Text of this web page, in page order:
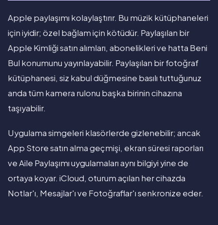
Apple paylaşımı kolaylaştırır. Bu müzik kütüphaneleri
için iyidir; özel bağlam için kötüdür. Paylaşılan bir
Apple Kimliği satın alımları, abonelikleri ve hatta Beni
Bul konumunu yayınlayabilir. Paylaşılan bir fotoğraf
kütüphanesi, siz kabul düğmesine basılı tuttuğunuz
anda tüm kamera rulonu başka birinin cihazına
taşıyabilir.
Uygulama simgeleri klasörlerde gizlenebilir; ancak
App Store satın alma geçmişi, ekran süresi raporları
ve Aile Paylaşımı uygulamaları aynı bilgiyi yine de
ortaya koyar. iCloud, oturum açılan her cihazda
Notlar'ı, Mesajlar'ı ve Fotoğraflar'ı senkronize eder.